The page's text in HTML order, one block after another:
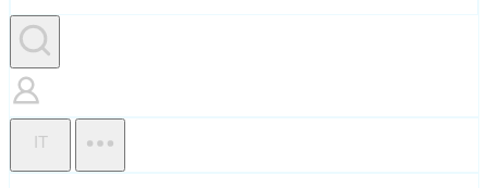
IT